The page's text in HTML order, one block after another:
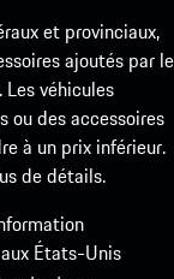
et provinciaux,
ajoutés par le
véhicules
ou des accessoires
à un prix inférieur.
de détails.
États-Unis